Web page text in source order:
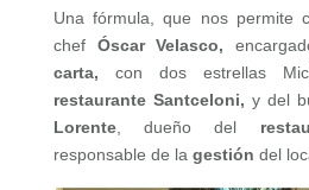
Una fórmula, que nos permite
chef Óscar Velasco,
carta, con dos estrellas
restaurante Santceloni, y del
Lorente, dueño del
responsable de la gestión del